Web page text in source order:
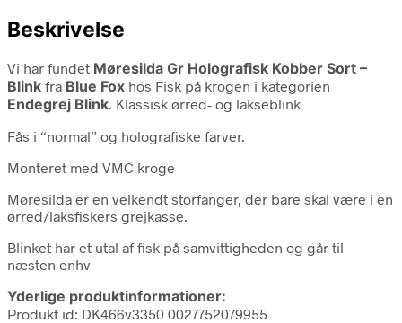
Beskrivelse
Vi har fundet Møresilda Gr Holografisk Kobber Sort –
Blink fra Blue Fox hos Fisk på krogen i kategorien
Endegrej Blink. Klassisk ørred- og lakseblink
Fås i “normal” og holografiske farver.
Monteret med VMC kroge
Møresilda er en velkendt storfanger, der bare skal være i en
ørred/laksfiskers grejkasse.
Blinket har et utal af fisk på samvittigheden og går til
næsten enhv
Yderlige produktinformationer:
Produkt id: DK466v3350 0027752079955